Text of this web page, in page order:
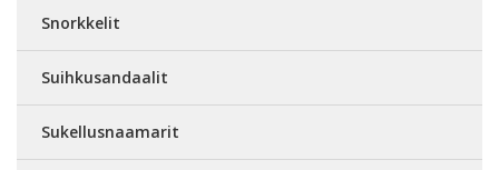
Snorkkelit
Suihkusandaalit
Sukellusnaamarit